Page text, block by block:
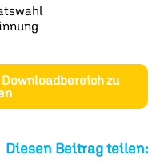
zu
Diesen Beitrag teilen: